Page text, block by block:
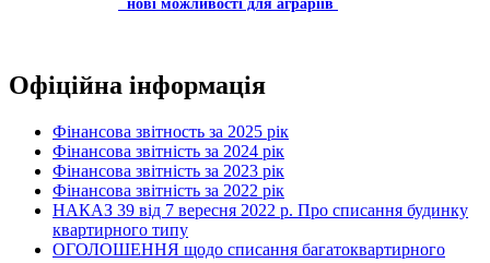
нові можливості для аграріїв
Офіційна інформація
Фінансова звітность за 2025 рік
Фінансова звітність за 2024 рік
Фінансова звітність за 2023 рік
Фінансова звітність за 2022 рік
НАКАЗ 39 від 7 вересня 2022 р. Про списання будинку
квартирного типу
ОГОЛОШЕННЯ щодо списання багатоквартирного